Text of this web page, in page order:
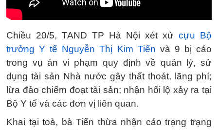
Chiều 20/5, TAND TP Hà Nội xét xử cựu Bộ
trưởng Y tế Nguyễn Thị Kim Tiến và 9 bị cáo
trong vụ án vi phạm quy định về quản lý, sử
dụng tài sản Nhà nước gây thất thoát, lãng phí;
lừa đảo chiếm đoạt tài sản; nhận hối lộ xảy ra tại
Bộ Y tế và các đơn vị liên quan.
Khai tại toà, bà Tiến thừa nhận cáo trạng trạng